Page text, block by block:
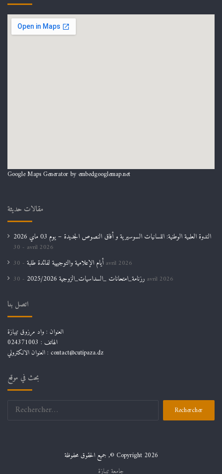
Google Maps Generator by embedgooglemap.net
مقالات حديثة
الندوة العلمية الوطنية: اللسانيات السوسيرية و أفاق النصوص الجديدة – يوم 03 ماي 2026
30 avril 2026
أيام الإعلامية والتوجيهية لفائدة طلبة 30 avril 2026
رزنامة_امتحانات _السداسيات_الزوجية 2025/2026 30 avril 2026
اتصل بنا
العنوان : واد مرزوق تيبازة
الهاتف : 024371003
العنوان الالكتروني : contact@cutipaza.dz
بحث في موقع
Rechercher :
جميع الحقوق محفوظة ,© Copyright 2026
جامعة تيبازة